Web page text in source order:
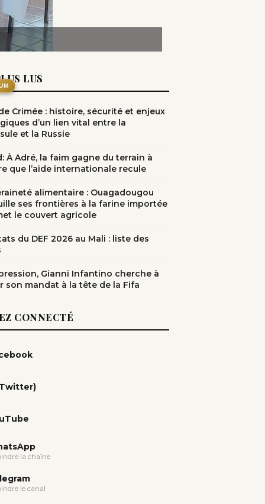
LUS
Crimée : histoire, sécurité et enjeux
d’un lien vital entre la
et la Russie
À Adré, la faim gagne du terrain à
que l’aide internationale recule
alimentaire : Ouagadougou
ses frontières à la farine importée
le couvert agricole
du DEF 2026 au Mali : liste des
Gianni Infantino cherche à
son mandat à la tête de la Fifa
CONNECTÉ
la chaîne
le canal